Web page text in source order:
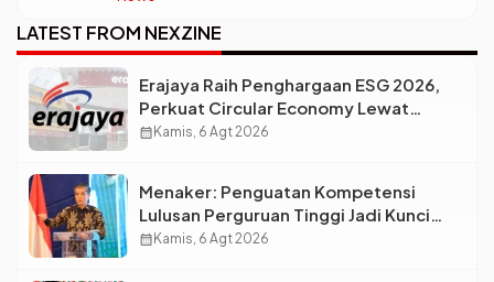
LATEST FROM NEXZINE
Erajaya Raih Penghargaan ESG 2026,
Perkuat Circular Economy Lewat
Pengelolaan Limbah Berkelanjutan
calendar_monthKamis, 6 Agt 2026
Menaker: Penguatan Kompetensi
Lulusan Perguruan Tinggi Jadi Kunci
Menjawab Kebutuhan Dunia Kerja
calendar_monthKamis, 6 Agt 2026